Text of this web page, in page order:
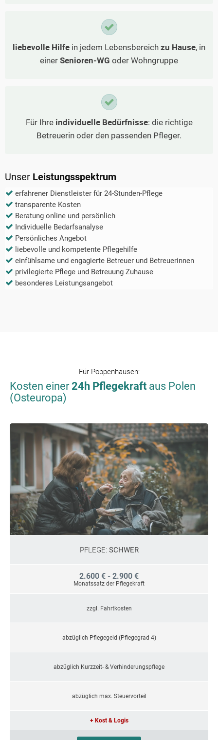
liebevolle Hilfe in jedem Lebensbereich zu Hause, in
einer Senioren-WG oder Wohngruppe
Für Ihre individuelle Bedürfnisse: die richtige
Betreuerin oder den passenden Pfleger.
Unser Leistungsspektrum
erfahrener Dienstleister für 24-Stunden-Pflege
transparente Kosten
Beratung online und persönlich
Individuelle Bedarfsanalyse
Persönliches Angebot
liebevolle und kompetente Pflegehilfe
einfühlsame und engagierte Betreuer und Betreuerinnen
privilegierte Pflege und Betreuung Zuhause
besonderes Leistungsangebot
Für Poppenhausen:
Kosten einer24h Pflegekraft aus Polen
(Osteuropa)
PFLEGE: SCHWER
2.600 € - 2.900 €
Monatssatz der Pflegekraft
zzgl. Fahrtkosten
abzüglich Pflegegeld (Pflegegrad 4)
abzüglich Kurzzeit- & Verhinderungspflege
abzüglich max. Steuervorteil
+ Kost & Logis